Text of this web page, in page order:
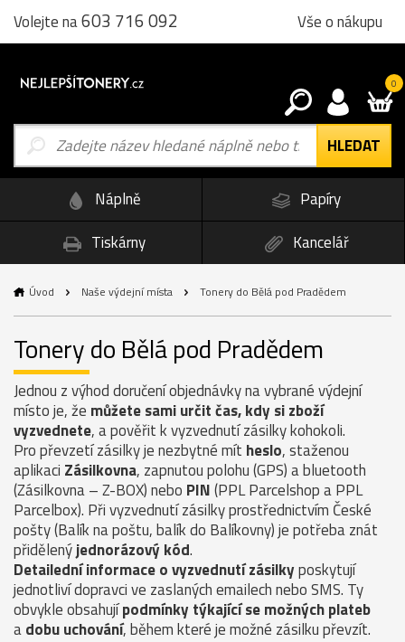
Volejte na603 716 092 Vše o nákupu
0
Náplně
Papíry
Tiskárny
Kancelář
Úvod Naše výdejní místa Tonery do Bělá pod Pradědem
Tonery do Bělá pod Pradědem
Jednou z výhod doručení objednávky na vybrané výdejní
místo je, že můžete sami určit čas, kdy si zboží
vyzvednete, a pověřit k vyzvednutí zásilky kohokoli.
Pro převzetí zásilky je nezbytné mít heslo, staženou
aplikaci Zásilkovna, zapnutou polohu (GPS) a bluetooth
(Zásilkovna – Z-BOX) nebo PIN(PPL Parcelshop a PPL
Parcelbox). Při vyzvednutí zásilky prostřednictvím České
pošty (Balík na poštu, balík do Balíkovny) je potřeba znát
přidělenýjednorázový kód.
Detailední informace o vyzvednutí zásilkyposkytují
jednotliví dopravci ve zaslaných emailech nebo SMS. Ty
obvykle obsahujípodmínky týkající se možných plateb
adobu uchování, během které je možné zásilku převzít.